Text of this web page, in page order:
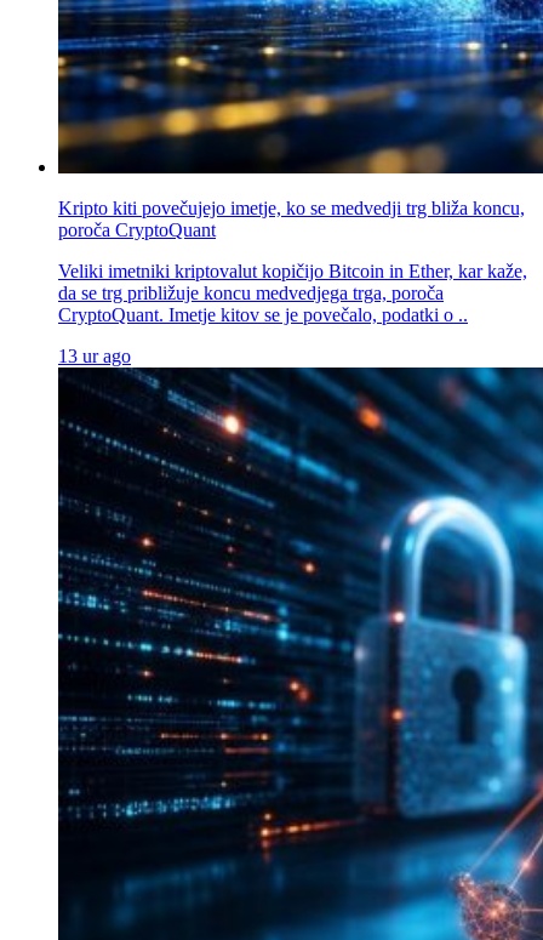
Kripto kiti povečujejo imetje, ko se medvedji trg bliža koncu,
poroča CryptoQuant
Veliki imetniki kriptovalut kopičijo Bitcoin in Ether, kar kaže,
da se trg približuje koncu medvedjega trga, poroča
CryptoQuant. Imetje kitov se je povečalo, podatki o ..
13 ur ago